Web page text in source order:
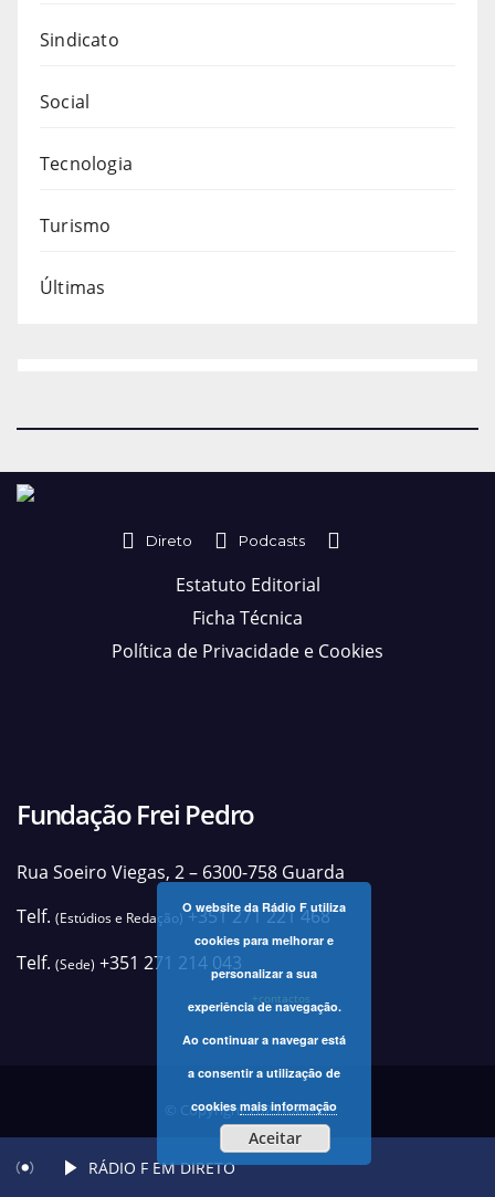
Sindicato
Social
Tecnologia
Turismo
Últimas
Direto Podcasts
Estatuto Editorial
Ficha Técnica
Política de Privacidade e Cookies
Fundação Frei Pedro
Rua Soeiro Viegas, 2 – 6300-758 Guarda
Telf. (Estúdios e Redação)+351 271 221 468
Telf. (Sede) +351 271 214 043
+contactos
© Copyright 2025 Rádio F
O website da Rádio F utiliza
cookies para melhorar e
personalizar a sua
experiência de navegação.
Ao continuar a navegar está
a consentir a utilização de
cookiesmais informação
Aceitar
RÁDIO F EM DIRETO